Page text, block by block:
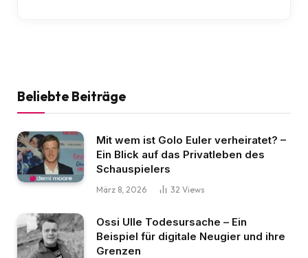
Beliebte Beiträge
Mit wem ist Golo Euler verheiratet? –
Ein Blick auf das Privatleben des
Schauspielers
März 8, 2026 32 Views
Ossi Ulle Todesursache – Ein
Beispiel für digitale Neugier und ihre
Grenzen